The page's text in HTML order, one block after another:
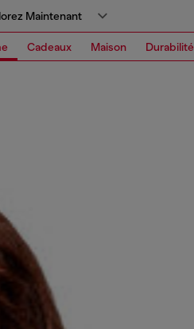
Maintenant
Cadeaux Maison Durabilité